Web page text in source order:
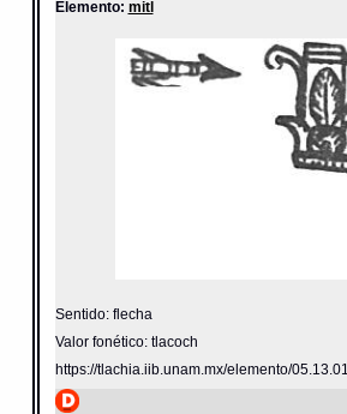
Elemento: mitl
Sentido: flecha
Valor fonético: tlacoch
https://tlachia.iib.unam.mx/elemento/05.13.01